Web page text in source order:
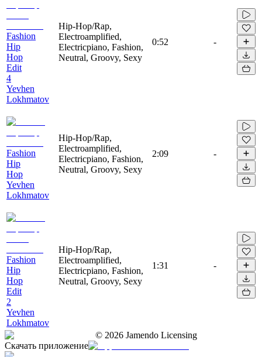
Fashion
Hip
Hop
Edit
4
Yevhen
Lokhmatov
Hip-Hop/Rap,
Electroamplified,
Electricpiano, Fashion,
Neutral, Groovy, Sexy
0:52 -
Fashion
Hip
Hop
Yevhen
Lokhmatov
Hip-Hop/Rap,
Electroamplified,
Electricpiano, Fashion,
Neutral, Groovy, Sexy
2:09 -
Fashion
Hip
Hop
Edit
2
Yevhen
Lokhmatov
Hip-Hop/Rap,
Electroamplified,
Electricpiano, Fashion,
Neutral, Groovy, Sexy
1:31 -
© 2026 Jamendo Licensing
Скачать приложение